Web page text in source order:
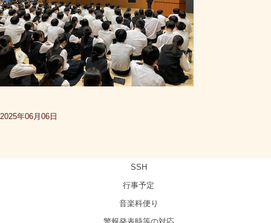
2025年06月06日
SSH
行事予定
音楽科便り